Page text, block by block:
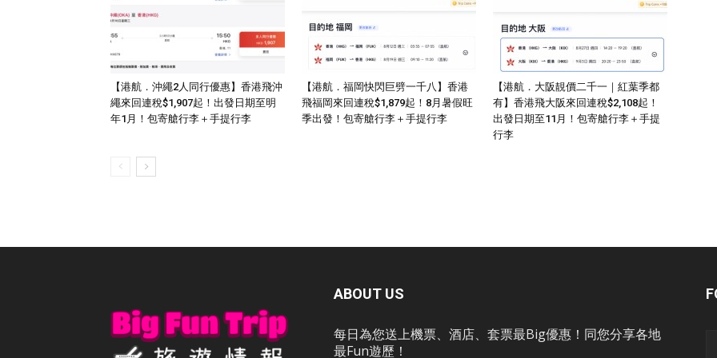
【港航．沖繩2人同行優惠】香港飛沖
繩來回連稅$1,907起！出發日期至明
年1月！包寄艙行李＋手提行李
【港航．福岡快閃巨劈一千八】香港
飛福岡來回連稅$1,879起！8月暑假旺
季出發！包寄艙行李＋手提行李
【港航．大阪靚價二千一｜紅葉季都
有】香港飛大阪來回連稅$2,108起！
出發日期至11月！包寄艙行李＋手提
行李
ABOUT US
每日為您送上機票、酒店、套票最Big優惠！同您分享各地
最Fun遊歷！